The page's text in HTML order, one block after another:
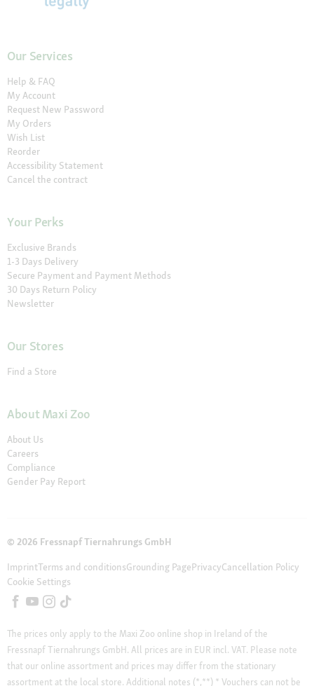
Our Services
Help & FAQ
My Account
Request New Password
My Orders
Wish List
Reorder
Accessibility Statement
Cancel the contract
Your Perks
Exclusive Brands
1-3 Days Delivery
Secure Payment and Payment Methods
30 Days Return Policy
Newsletter
Our Stores
Find a Store
About Maxi Zoo
About Us
Careers
Compliance
Gender Pay Report
© 2026 Fressnapf Tiernahrungs GmbH
ImprintTerms and conditionsGrounding PagePrivacyCancellation Policy
Cookie Settings
The prices only apply to the Maxi Zoo online shop in Ireland of the
Fressnapf Tiernahrungs GmbH. All prices are in EUR incl. VAT. Please note
that our online assortment and prices may differ from the stationary
assortment at the local store. Additional notes (*,**) * Vouchers can not be